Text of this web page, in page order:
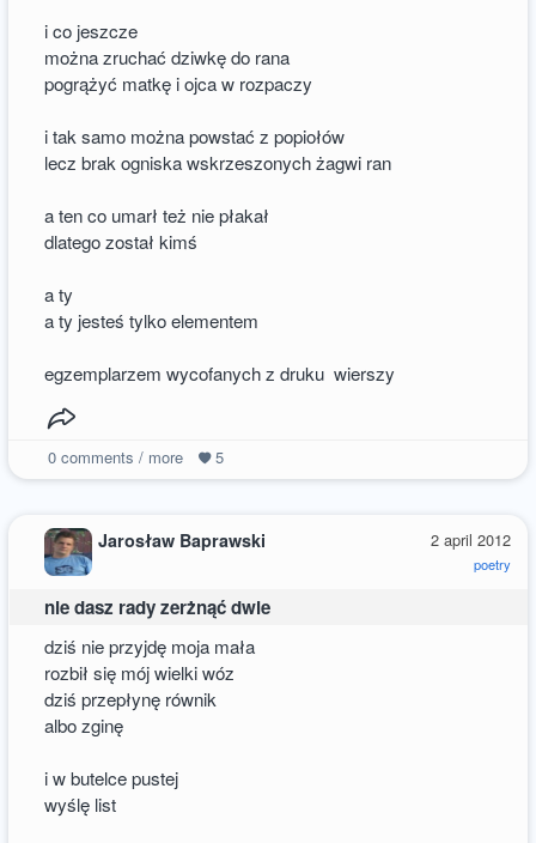
i co jeszcze
można zruchać dziwkę do rana
pogrążyć matkę i ojca w rozpaczy
i tak samo można powstać z popiołów
lecz brak ogniska wskrzeszonych żagwi ran
a ten co umarł też nie płakał
dlatego został kimś
a ty
a ty jesteś tylko elementem
egzemplarzem wycofanych z druku wierszy
0comments / more 5
2 april 2012
poetry
Jarosław Baprawski
nie dasz rady zerżnąć dwie
dziś nie przyjdę moja mała
rozbił się mój wielki wóz
dziś przepłynę równik
albo zginę
i w butelce pustej
wyślę list